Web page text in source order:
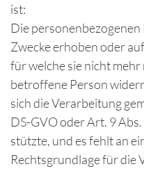
ist:
Die
Zwecke erhoben oder
für welche sie nicht
betroffene Person
sich die Verarbeitung
DS-GVO oder Art. 9
stützte, und es fehlt an
Rechtsgrundlage für die